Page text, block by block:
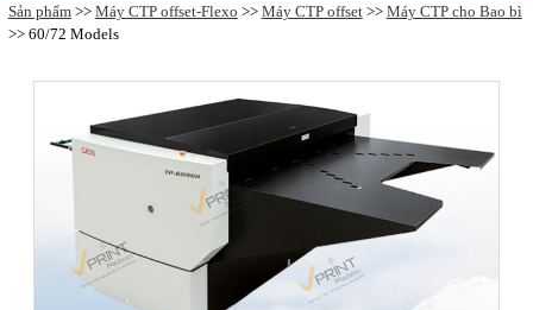
Sản phẩm>> Máy CTP offset-Flexo >> Máy CTP offset>> Máy CTP cho Bao bì
>> 60/72 Models